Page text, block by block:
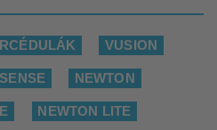
VUSION
NEWTON
NEWTON LITE